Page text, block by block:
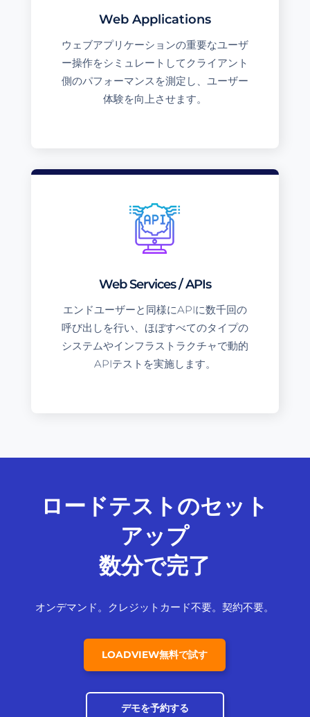
Web Applications
ウェブアプリケーションの重要なユーザ
ー操作をシミュレートしてクライアント
側のパフォーマンスを測定し、ユーザー
体験を向上させます。
Web Services / APIs
エンドユーザーと同様にAPIに数千回の
呼び出しを行い、ほぼすべてのタイプの
システムやインフラストラクチャで動的
APIテストを実施します。
ロードテストのセット
アップ
数分で完了
オンデマンド。クレジットカード不要。契約不要。
LOADVIEW無料で試す
デモを予約する